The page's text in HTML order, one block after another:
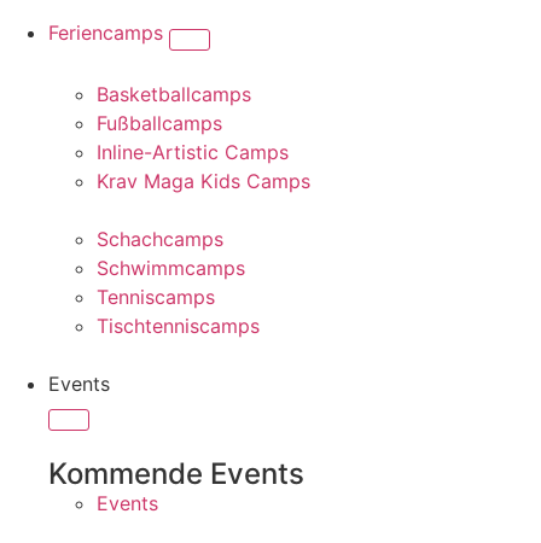
Feriencamps
Basketballcamps
Fußballcamps
Inline-Artistic Camps
Krav Maga Kids Camps
Schachcamps
Schwimmcamps
Tenniscamps
Tischtenniscamps
Events
Kommende Events
Events